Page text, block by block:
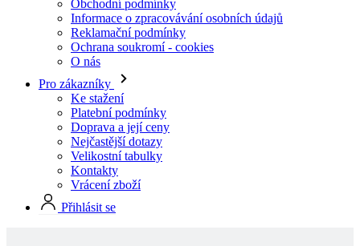
Pro zákazníky
Ke stažení
Platební podmínky
Doprava a její ceny
Nejčastější dotazy
Velikostní tabulky
Kontakty
Vrácení zboží
Přihlásit se